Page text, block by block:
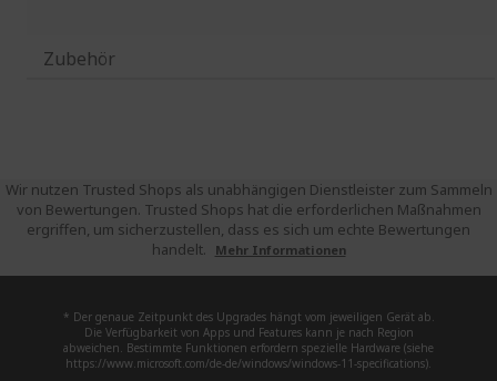
Zubehör
Wir nutzen Trusted Shops als unabhängigen Dienstleister zum Sammeln
von Bewertungen. Trusted Shops hat die erforderlichen Maßnahmen
ergriffen, um sicherzustellen, dass es sich um echte Bewertungen
handelt.
Mehr Informationen
* Der genaue Zeitpunkt des Upgrades hängt vom jeweiligen Gerät ab.
Die Verfügbarkeit von Apps und Features kann je nach Region
abweichen. Bestimmte Funktionen erfordern spezielle Hardware (siehe
https://www.microsoft.com/de-de/windows/windows-11-specifications).